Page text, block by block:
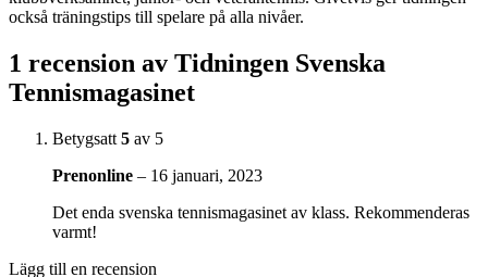
också träningstips till spelare på alla nivåer.
1 recension av Tidningen Svenska
Tennismagasinet
Betygsatt 5 av 5
Prenonline – 16 januari, 2023
Det enda svenska tennismagasinet av klass. Rekommenderas
varmt!
Lägg till en recension